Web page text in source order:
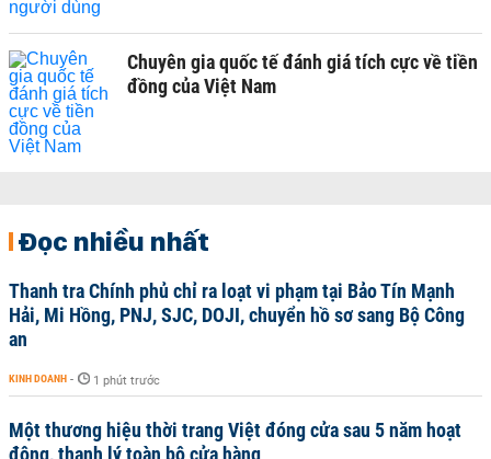
Chuyên gia quốc tế đánh giá tích cực về tiền
đồng của Việt Nam
Đọc nhiều nhất
Thanh tra Chính phủ chỉ ra loạt vi phạm tại Bảo Tín Mạnh
Hải, Mi Hồng, PNJ, SJC, DOJI, chuyển hồ sơ sang Bộ Công
an
KINH DOANH - 1 phút trước
Một thương hiệu thời trang Việt đóng cửa sau 5 năm hoạt
động, thanh lý toàn bộ cửa hàng